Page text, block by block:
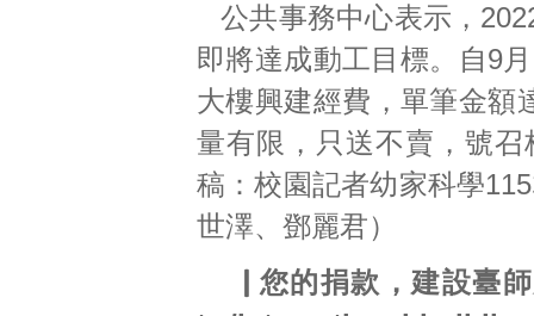
公共事務中心表示，
即將達成動工目標。自9
大樓興建經費，單筆金額
量有限，只送不賣，號
稿：校園記者幼家科學
世澤、鄧麗君）
▕ 您的捐款，建設臺